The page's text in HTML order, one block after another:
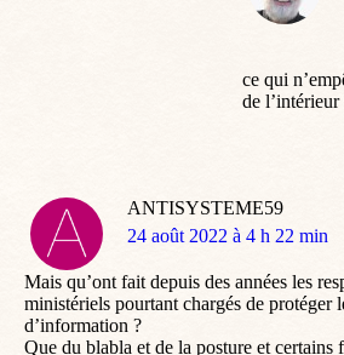
ce qui
de l’intérieur
ANTISYSTEME59
dit
24 août 2022 à 4 h 22 min
Mais qu’ont fait depuis des années les
ministériels pourtant chargés de protéger
d’information ?
Que du blabla et de la posture et certains